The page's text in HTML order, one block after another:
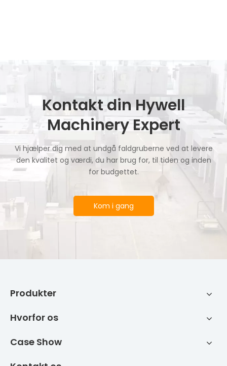
Kontakt din Hywell
Machinery Expert
Vi hjælper dig med at undgå faldgruberne ved at levere
den kvalitet og værdi, du har brug for, til tiden og inden
for budgettet.
Kom i gang
Produkter
Hvorfor os
Case Show